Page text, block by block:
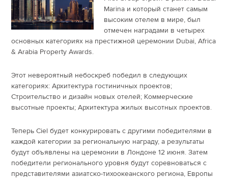
Marina и который станет самым
высоким отелем в мире, был
отмечен наградами в четырех
основных категориях на престижной церемонии Dubai, Africa
& Arabia Property Awards.
Этот невероятный небоскреб победил в следующих
категориях: Архитектура гостиничных проектов;
Строительство и дизайн новых отелей; Коммерческие
высотные проекты; Архитектура жилых высотных проектов.
Теперь Ciel будет конкурировать с другими победителями в
каждой категории за региональную награду, а результаты
будут объявлены на церемонии в Лондоне 12 июня. Затем
победители регионального уровня будут соревноваться с
представителями азиатско-тихоокеанского региона, Европы